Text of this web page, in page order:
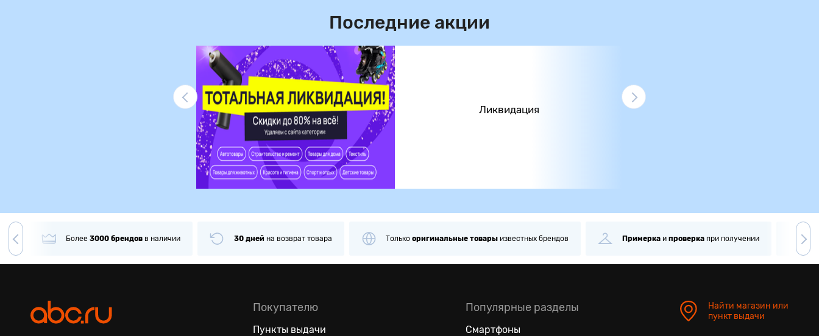
Последние акции
Ликвидация
Более 3000 брендов в наличии 30 дней на возврат товара Только оригинальные товары известных брендов Примерка и проверка при получении
Покупателю
Пункты выдачи
Популярные разделы
Смартфоны
Найти магазин или
пункт выдачи